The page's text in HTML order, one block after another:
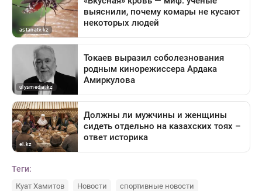
Теги:
Куат Хамитов Новости
спортивные новости